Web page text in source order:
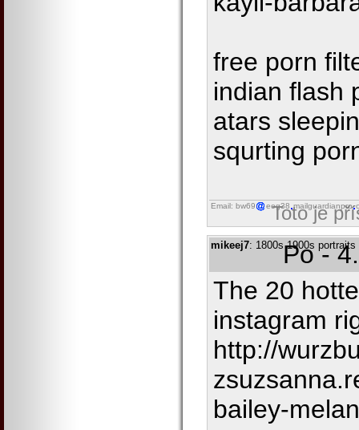
free porn
indian flash
atars
squrting
Email: bw69 eog38 mailguardianpro
Toto je
mikeej7: 1800s 1900s
Po -
The 20
instagram
http://
bailey-